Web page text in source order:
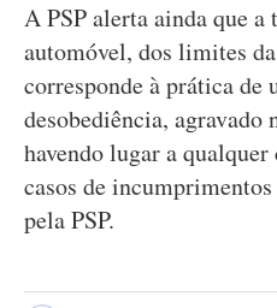
A PSP alerta ainda que a
automóvel, dos limites
corresponde à prática de
desobediência, agravado
havendo lugar a qualquer
casos de
pela PSP.